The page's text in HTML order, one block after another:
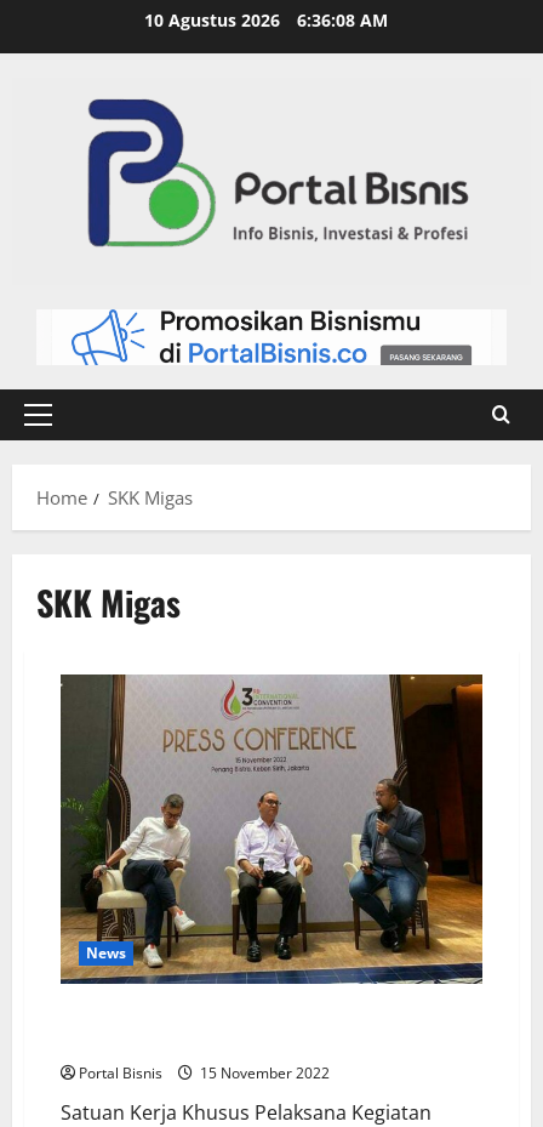
10 Agustus 2026 6:36:09 AM
Home SKK Migas
SKK Migas
News
Portal Bisnis 15 November 2022
Satuan Kerja Khusus Pelaksana Kegiatan